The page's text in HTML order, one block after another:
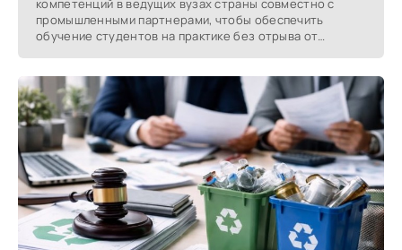
промышленными партнерами, чтобы обеспечить
обучение студентов на практике без отрыва от